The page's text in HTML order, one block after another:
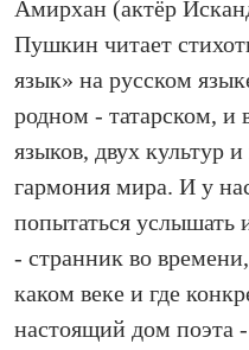
Амирхан (актёр
Пушкин читает
язык» на русском
родном - татарском, и
языков, двух культур
гармония мира. И у
попытаться услышать
- странник во
каком веке и где
настоящий дом поэта